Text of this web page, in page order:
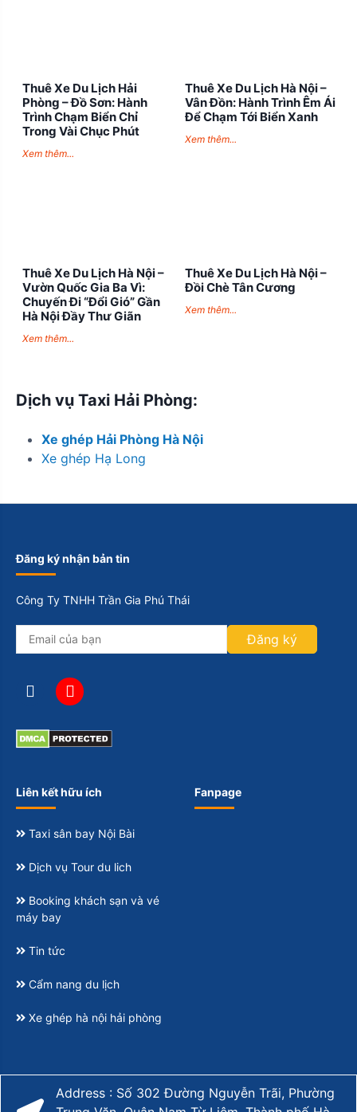
Thuê Xe Du Lịch Hải
Phòng – Đồ Sơn: Hành
Trình Chạm Biển Chỉ
Trong Vài Chục Phút
Xem thêm...
Thuê Xe Du Lịch Hà Nội –
Vân Đồn: Hành Trình Êm Ái
Để Chạm Tới Biển Xanh
Xem thêm...
Thuê Xe Du Lịch Hà Nội –
Vườn Quốc Gia Ba Vì:
Chuyến Đi “Đổi Gió” Gần
Hà Nội Đầy Thư Giãn
Xem thêm...
Thuê Xe Du Lịch Hà Nội –
Đồi Chè Tân Cương
Xem thêm...
Dịch vụ Taxi Hải Phòng:
Xe ghép Hải Phòng Hà Nội
Xe ghép Hạ Long
Đăng ký nhận bản tin
Công Ty TNHH Trần Gia Phú Thái
Đăng ký
Liên kết hữu ích
Taxi sân bay Nội Bài
Dịch vụ Tour du lich
Booking khách sạn và vé
máy bay
Tin tức
Cẩm nang du lịch
Xe ghép hà nội hải phòng
Fanpage
Address : Số 302 Đường Nguyễn Trãi, Phường